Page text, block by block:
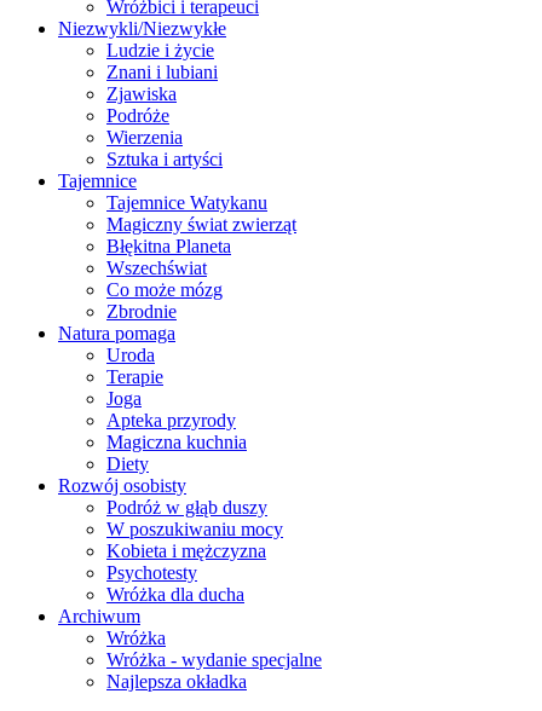
Wróżbici i terapeuci
Niezwykli/Niezwykłe
Ludzie i życie
Znani i lubiani
Zjawiska
Podróże
Wierzenia
Sztuka i artyści
Tajemnice
Tajemnice Watykanu
Magiczny świat zwierząt
Błękitna Planeta
Wszechświat
Co może mózg
Zbrodnie
Natura pomaga
Uroda
Terapie
Joga
Apteka przyrody
Magiczna kuchnia
Diety
Rozwój osobisty
Podróż w głąb duszy
W poszukiwaniu mocy
Kobieta i mężczyzna
Psychotesty
Wróżka dla ducha
Archiwum
Wróżka
Wróżka - wydanie specjalne
Najlepsza okładka